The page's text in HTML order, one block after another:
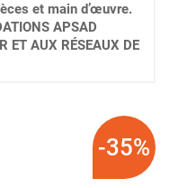
et main d’œuvre.
APSAD
ET AUX RÉSEAUX DE
-35%